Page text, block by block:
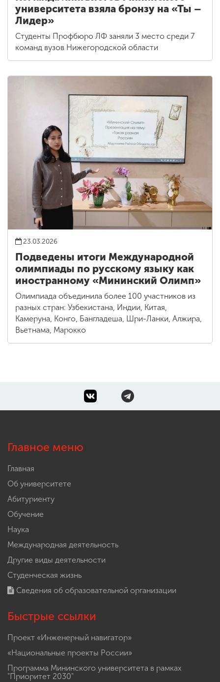
университета взяла бронзу на «Ты –
Лидер»
Студенты Профбюро ЛФ заняли 3 место среди 7
команд вузов Нижегородской области
23.03.2026
Подведены итоги Международной
олимпиады по русскому языку как
иностранному «Мининский Олимп»
Олимпиада объединила более 100 участников из
разных стран: Узбекистана, Индии, Китая,
Камеруна, Конго, Бангладеша, Шри-Ланки, Алжира,
Вьетнама, Марокко
Главное меню
Главная
Об университете
Абитуриенту
Обучение
Наука
Международная деятельность
Другие виды деятельности
Студенческая жизнь
Сведения об образовательной организации
Быстрые ссылки
Проект «Инженерный навигатор»
«Национальные проекты России»
Программа Мининского университета в рамках
"Приоритет 2030"